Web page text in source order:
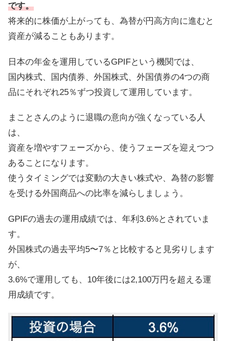
です。
将来的に株価が上がっても、為替が円高方向に進むと
資産が減ることもあります。
日本の年金を運用しているGPIFという機関では、
国内株式、国内債券、外国株式、外国債券の4つの商
品にそれぞれ25％ずつ投資して運用しています。
まことさんのように退職の意向が強くなっている人
は、
資産を増やすフェーズから、使うフェーズを迎えつつ
あることになります。
使うタイミングでは変動の大きい株式や、為替の影響
を受ける外国商品への比率を減らしましょう。
GPIFの過去の運用成績では、年利3.6%とされていま
す。
外国株式の過去平均5〜7％と比較すると見劣りします
が、
3.6%で運用しても、10年後には2,100万円を超える運
用成績です。